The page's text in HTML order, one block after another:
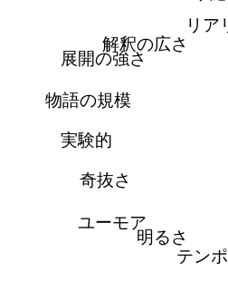
リア
テン
明るさ
ユーモア
奇抜さ
実験的
物語の規模
展開の強さ
解釈の広さ